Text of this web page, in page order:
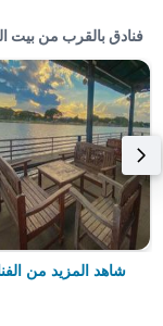
فنادق بالقرب من بيت
شاهد المزيد من